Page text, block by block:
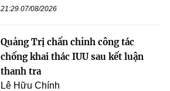
21:29 07/08/2026
Quảng Trị chấn chỉnh công tác
chống khai thác IUU sau kết luận
thanh tra
Lê Hữu Chính